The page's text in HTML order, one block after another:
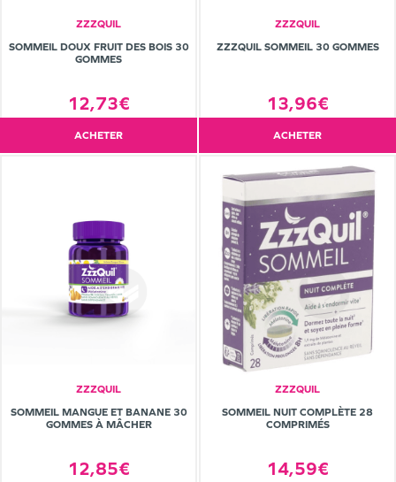
ZZZQUIL
SOMMEIL DOUX FRUIT DES BOIS 30
GOMMES
12,73€
ACHETER
ZZZQUIL
ZZZQUIL SOMMEIL 30 GOMMES
13,96€
ACHETER
ZZZQUIL
SOMMEIL MANGUE ET BANANE 30
GOMMES À MÂCHER
12,85€
ZZZQUIL
SOMMEIL NUIT COMPLÈTE 28
COMPRIMÉS
14,59€